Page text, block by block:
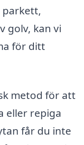
parkett,
golv, kan vi
för ditt
metod för att
eller repiga
får du inte